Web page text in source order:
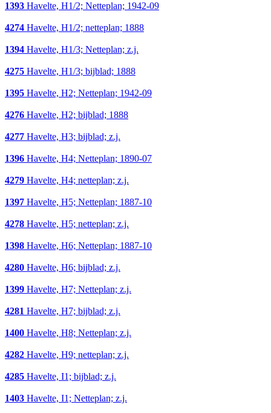
1393 Havelte, H1/2; Netteplan; 1942-09
4274 Havelte, H1/2; netteplan; 1888
1394 Havelte, H1/3; Netteplan; z.j.
4275 Havelte, H1/3; bijblad; 1888
1395 Havelte, H2; Netteplan; 1942-09
4276 Havelte, H2; bijblad; 1888
4277 Havelte, H3; bijblad; z.j.
1396 Havelte, H4; Netteplan; 1890-07
4279 Havelte, H4; netteplan; z.j.
1397 Havelte, H5; Netteplan; 1887-10
4278 Havelte, H5; netteplan; z.j.
1398 Havelte, H6; Netteplan; 1887-10
4280 Havelte, H6; bijblad; z.j.
1399 Havelte, H7; Netteplan; z.j.
4281 Havelte, H7; bijblad; z.j.
1400 Havelte, H8; Netteplan; z.j.
4282 Havelte, H9; netteplan; z.j.
4285 Havelte, I1; bijblad; z.j.
1403 Havelte, I1; Netteplan; z.j.